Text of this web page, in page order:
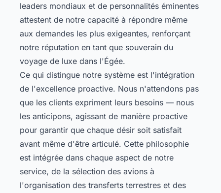
leaders mondiaux et de personnalités éminentes
attestent de notre capacité à répondre même
aux demandes les plus exigeantes, renforçant
notre réputation en tant que souverain du
voyage de luxe dans l'Égée.
Ce qui distingue notre système est l'intégration
de l'excellence proactive. Nous n'attendons pas
que les clients expriment leurs besoins — nous
les anticipons, agissant de manière proactive
pour garantir que chaque désir soit satisfait
avant même d'être articulé. Cette philosophie
est intégrée dans chaque aspect de notre
service, de la sélection des avions à
l'organisation des transferts terrestres et des